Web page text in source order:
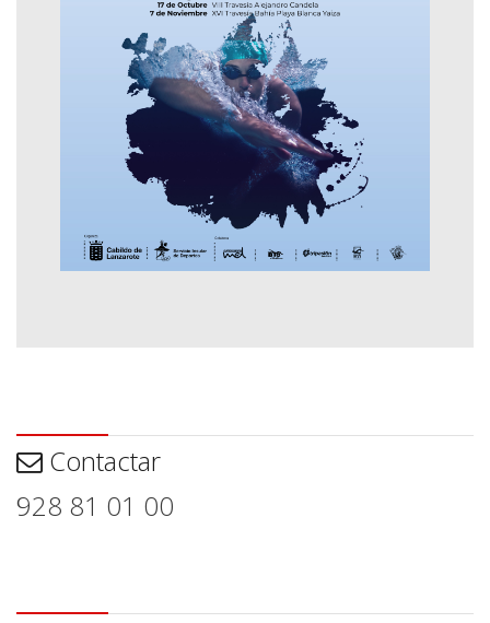
Contactar
928 81 01 00